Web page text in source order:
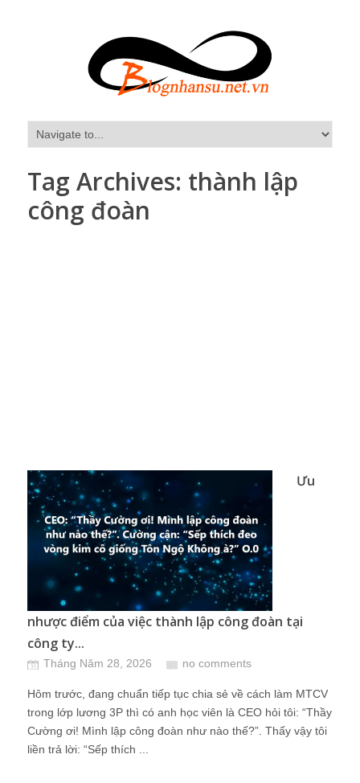
Tag Archives: thành lập
công đoàn
Ưu
nhược điểm của việc thành lập công đoàn tại
công ty...
Tháng Năm 28, 2026 no comments
Hôm trước, đang chuẩn tiếp tục chia sẻ về cách làm MTCV
trong lớp lương 3P thì có anh học viên là CEO hỏi tôi: “Thầy
Cường ơi! Mình lập công đoàn như nào thế?”. Thấy vậy tôi
liền trả lời: “Sếp thích ...